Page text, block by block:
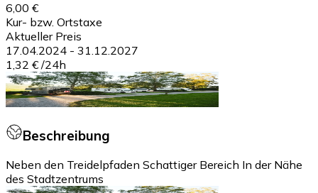
6,00 €
Kur- bzw. Ortstaxe
Aktueller Preis
17.04.2024 - 31.12.2027
1,32 € /24h
Beschreibung
Neben den Treidelpfaden Schattiger Bereich In der Nähe
des Stadtzentrums